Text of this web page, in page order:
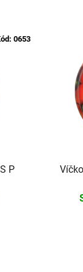
P
0653